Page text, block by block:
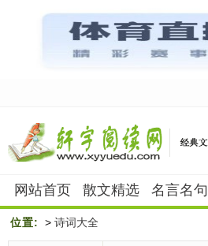
网站首页 散文精选 名言名句
位置: > 诗词大全